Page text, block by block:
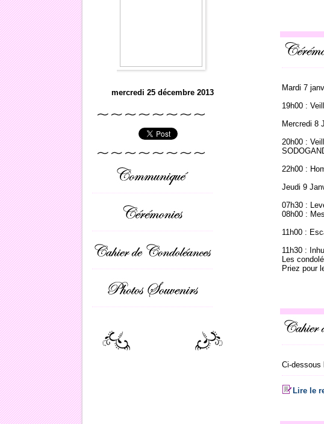
mercredi 25 décembre 2013
Mardi 7
19h00 :
Mercredi 8
20h00 :
22h00 :
Jeudi 9
07h30 :
08h00 :
11h00 :
11h30 :
Les
Priez pour
Ci-dessous
Lire le